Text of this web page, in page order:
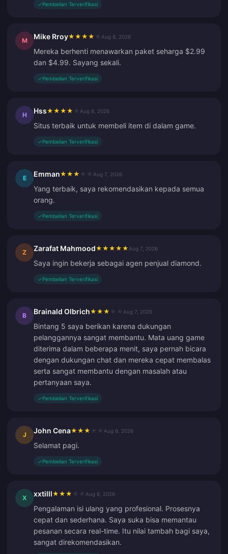
✓Pembelian Terverifikasi
M Mike Rroy★ ★ ★ ★ Aug 8, 2026
Mereka berhenti menawarkan paket seharga $2.99
dan $4.99. Sayang sekali.
✓Pembelian Terverifikasi
H Hss★ ★ ★ ★ Aug 8, 2026
Situs terbaik untuk membeli item di dalam game.
✓Pembelian Terverifikasi
E Emman★ ★ ★ Aug 7, 2026
Yang terbaik, saya rekomendasikan kepada semua
orang.
✓Pembelian Terverifikasi
Z Zarafat Mahmood★ ★ ★ ★ ★ Aug 7, 2026
Saya ingin bekerja sebagai agen penjual diamond.
✓Pembelian Terverifikasi
B Brainald Olbrich★ ★ ★ Aug 7, 2026
Bintang 5 saya berikan karena dukungan
pelanggannya sangat membantu. Mata uang game
diterima dalam beberapa menit, saya pernah bicara
dengan dukungan chat dan mereka cepat membalas
serta sangat membantu dengan masalah atau
pertanyaan saya.
✓Pembelian Terverifikasi
J John Cena★ ★ ★ Aug 6, 2026
Selamat pagi.
✓Pembelian Terverifikasi
X xxtilll★ ★ ★ Aug 6, 2026
Pengalaman isi ulang yang profesional. Prosesnya
cepat dan sederhana. Saya suka bisa memantau
pesanan secara real-time. Itu nilai tambah bagi saya,
sangat direkomendasikan.